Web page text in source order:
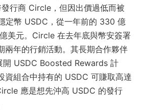
行商 Circle，但因出價過低而被
定幣 USDC，從一年前的 330 億
美元。Circle 在去年底與幣安簽署
兩年的行銷活動。其長期合作夥伴
開 USDC Boosted Rewards 計
資組合中持有的 USDC 可賺取高達
應是想先沖高 USDC 的發行